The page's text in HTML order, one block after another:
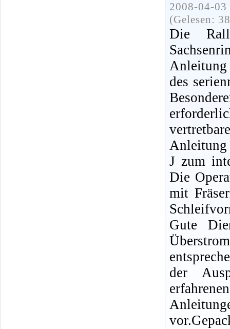
2008-04-
(Gelesen:
Die
des
Anleitung
J zum
Die
mit
Gute
der